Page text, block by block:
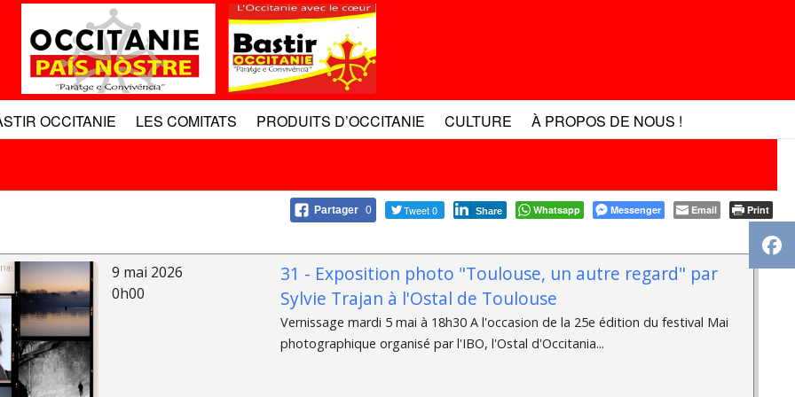
OCCITANIE LES COMITATS PRODUITS D’OCCITANIE CULTURE À PROPOS DE NOUS !
Partager 0 Tweet 0 Share Whatsapp Messenger Email Print
9 mai 2026
0h00
31 - Exposition photo "Toulouse, un autre regard" par
Sylvie Trajan à l'Ostal de Toulouse
Vernissage mardi 5 mai à 18h30 A l'occasion de la 25e édition du festival Mai
photographique organisé par l'IBO, l'Ostal d'Occitania...